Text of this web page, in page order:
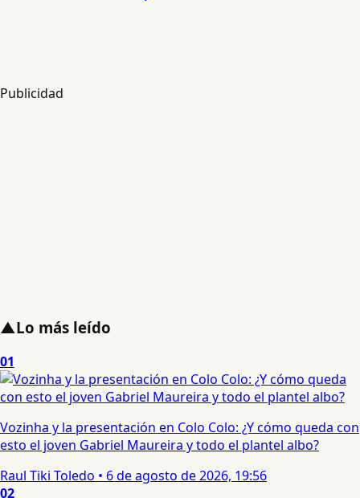
Publicidad
▲Lo más leído
01
Vozinha y la presentación en Colo Colo: ¿Y cómo queda con
esto el joven Gabriel Maureira y todo el plantel albo?
Raul Tiki Toledo • 6 de agosto de 2026, 19:56
02